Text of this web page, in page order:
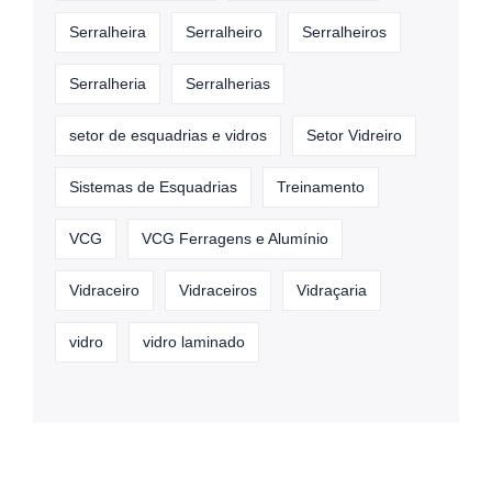
Serralheira Serralheiro Serralheiros
Serralheria Serralherias
setor de esquadrias e vidros Setor Vidreiro
Sistemas de Esquadrias Treinamento
VCG VCG Ferragens e Alumínio
Vidraceiro Vidraceiros Vidraçaria
vidro vidro laminado